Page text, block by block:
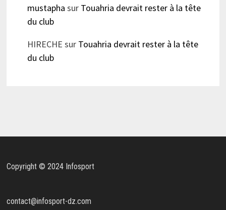
mustapha sur Touahria devrait rester à la tête
du club
HIRECHE sur Touahria devrait rester à la tête
du club
Copyright © 2024 Infosport
contact@infosport-dz.com